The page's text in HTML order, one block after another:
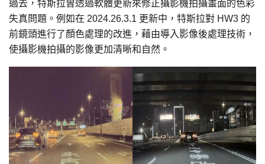
過去，特斯拉曾透過軟體更新來修正攝影機拍攝畫面的色彩
失真問題。例如在 2024.26.3.1 更新中，特斯拉對 HW3 的
前鏡頭進行了顏色處理的改進，藉由導入影像後處理技術，
使攝影機拍攝的影像更加清晰和自然。